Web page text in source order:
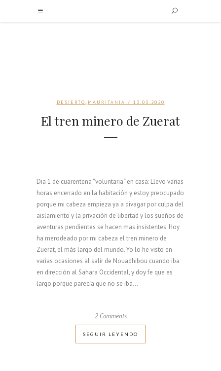
DESIERTO, MAURITANIA / 13.03.2020
El tren minero de Zuerat
Dia 1 de cuarentena “voluntaria“ en casa: Llevo varias
horas encerrado en la habitación y estoy preocupado
porque mi cabeza empieza ya a divagar por culpa del
aislamiento y la privación de libertad y los sueños de
aventuras pendientes se hacen mas insistentes. Hoy
ha merodeado por mi cabeza el tren minero de
Zuerat, el más largo del mundo. Yo lo he visto en
varias ocasiones al salir de Nouadhibou cuando iba
en dirección al Sahara Occidental, y doy fe que es
largo porque parecía que no se iba...
2 Comments
SEGUIR LEYENDO